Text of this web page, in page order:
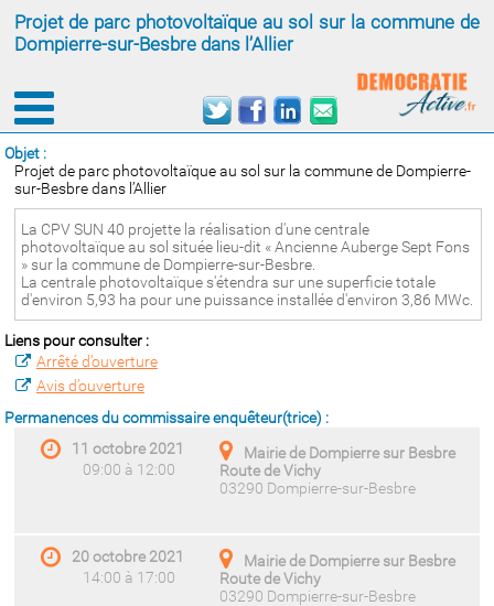
Projet de parc photovoltaïque au sol sur la commune de
Dompierre-sur-Besbre dans l’Allier
Objet :
Projet de parc photovoltaïque au sol sur la commune de Dompierre-
sur-Besbre dans l’Allier
La CPV SUN 40 projette la réalisation d'une centrale
photovoltaïque au sol située lieu-dit « Ancienne Auberge Sept Fons
» sur la commune de Dompierre-sur-Besbre.
La centrale photovoltaïque s'étendra sur une superficie totale
d'environ 5,93 ha pour une puissance installée d'environ 3,86 MWc.
Liens pour consulter :
Arrêté d’ouverture
Avis d’ouverture
Permanences du commissaire enquêteur(trice) :
11 octobre 2021
09:00 à 12:00
Mairie de Dompierre sur Besbre
Route de Vichy
03290 Dompierre-sur-Besbre
20 octobre 2021
14:00 à 17:00
Mairie de Dompierre sur Besbre
Route de Vichy
03290 Dompierre-sur-Besbre